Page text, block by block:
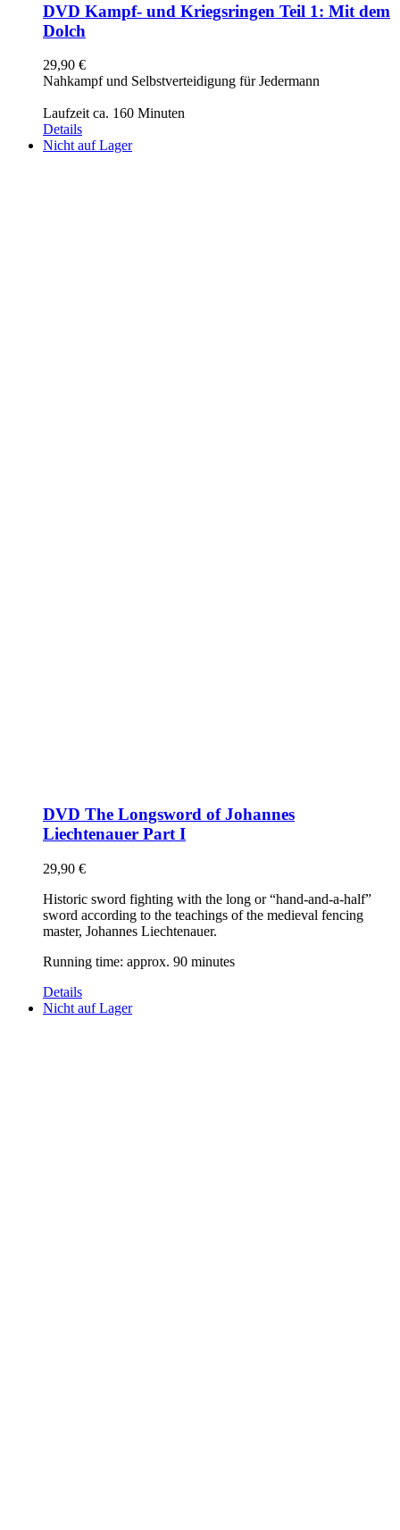
DVD Kampf- und Kriegsringen Teil 1: Mit dem
Dolch
29,90 €
Nahkampf und Selbstverteidigung für Jedermann
Laufzeit ca. 160 Minuten
Details
Nicht auf Lager
DVD The Longsword of Johannes
Liechtenauer Part I
29,90 €
Historic sword fighting with the long or “hand-and-a-half”
sword according to the teachings of the medieval fencing
master, Johannes Liechtenauer.
Running time: approx. 90 minutes
Details
Nicht auf Lager